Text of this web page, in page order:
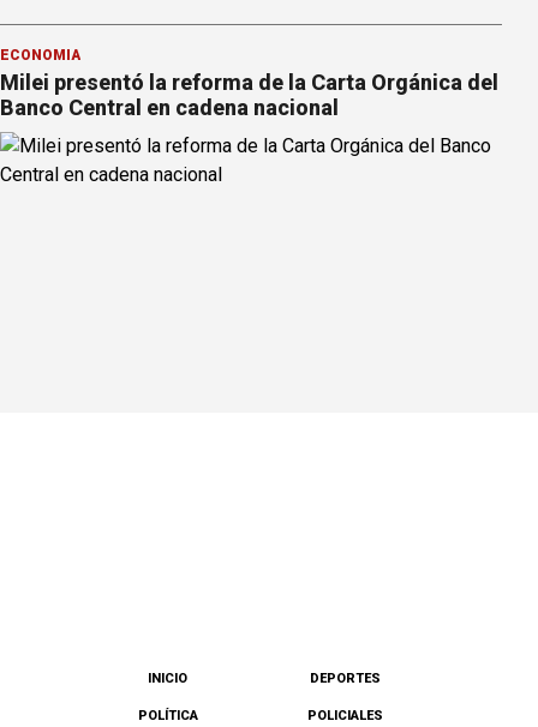
ECONOMÍA
Milei presentó la reforma de la Carta Orgánica del
Banco Central en cadena nacional
INICIO DEPORTES
POLÍTICA POLICIALES